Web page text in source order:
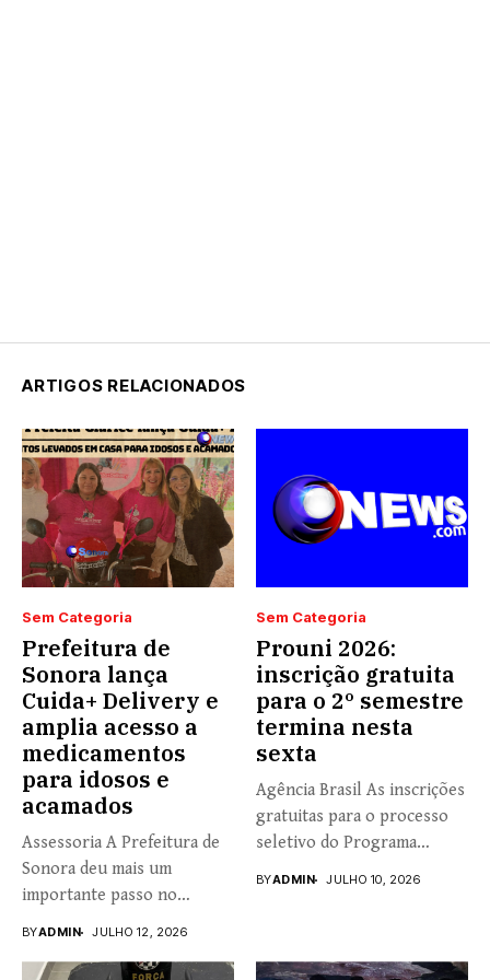
ARTIGOS RELACIONADOS
Sem Categoria
Prefeitura de
Sonora lança
Cuida+ Delivery e
amplia acesso a
medicamentos
para idosos e
acamados
Assessoria A Prefeitura de
Sonora deu mais um
importante passo no
BYADMIN JULHO 12, 2026
Sem Categoria
Prouni 2026:
inscrição gratuita
para o 2º semestre
termina nesta
sexta
Agência Brasil As inscrições
gratuitas para o processo
seletivo do Programa
BYADMIN JULHO 10, 2026